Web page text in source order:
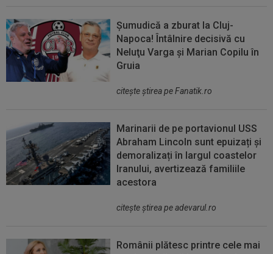
Șumudică a zburat la Cluj-
Napoca! Întâlnire decisivă cu
Neluţu Varga şi Marian Copilu în
Gruia
citeşte ştirea pe Fanatik.ro
Marinarii de pe portavionul USS
Abraham Lincoln sunt epuizați și
demoralizați în largul coastelor
Iranului, avertizează familiile
acestora
citeşte ştirea pe adevarul.ro
Românii plătesc printre cele mai